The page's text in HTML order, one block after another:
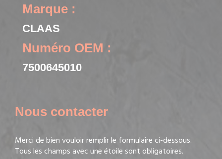
Marque :
CLAAS
Numéro OEM :
7500645010
Nous contacter
Merci de bien vouloir remplir le formulaire ci-dessous.
Tous les champs avec une étoile sont obligatoires.